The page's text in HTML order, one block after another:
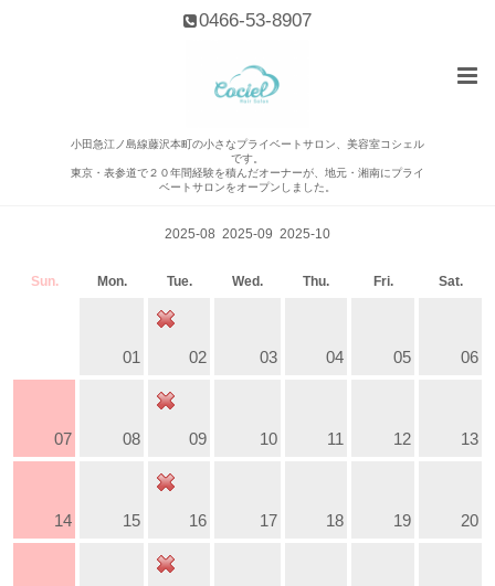
0466-53-8907
小田急江ノ島線藤沢本町の小さなプライベートサロン、美容室コシェル
です。
東京・表参道で２０年間経験を積んだオーナーが、地元・湘南にプライ
ベートサロンをオープンしました。
カレンダー
2025-08 2025-09 2025-10
Sun. Mon. Tue. Wed. Thu. Fri. Sat.
01 02 03 04 05 06
07 08 09 10 11 12 13
14 15 16 17 18 19 20